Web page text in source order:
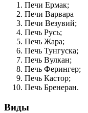
Печи Ермак;
Печи Варвара
Печи Везувий;
Печь Русь;
Печь Жара;
Печь Тунгуска;
Печь Вулкан;
Печь Ферингер;
Печь Кастор;
Печь Бренеран.
Виды